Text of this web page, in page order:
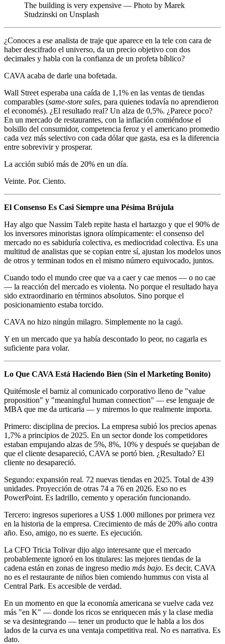
The building is very expensive — Photo by Marek
Studzinski on Unsplash
¿Conoces a ese analista de traje que aparece en la tele con cara de
haber descifrado el universo, da un precio objetivo con dos
decimales y habla con la confianza de un profeta bíblico?
CAVA acaba de darle una bofetada.
Wall Street esperaba una caída de 1,1% en las ventas de tiendas
comparables (same-store sales, para quienes todavía no aprendieron
el economés). ¿El resultado real? Un alza de 0,5%. ¿Parece poco?
En un mercado de restaurantes, con la inflación comiéndose el
bolsillo del consumidor, competencia feroz y el americano promedio
cada vez más selectivo con cada dólar que gasta, esa es la diferencia
entre sobrevivir y prosperar.
La acción subió más de 20% en un día.
Veinte. Por. Ciento.
El Consenso Es Casi Siempre una Pésima Brújula
Hay algo que Nassim Taleb repite hasta el hartazgo y que el 90% de
los inversores minoristas ignora olímpicamente: el consenso del
mercado no es sabiduría colectiva, es mediocridad colectiva. Es una
multitud de analistas que se copian entre sí, ajustan los modelos unos
de otros y terminan todos en el mismo número equivocado, juntos.
Cuando todo el mundo cree que va a caer y cae menos — o no cae
— la reacción del mercado es violenta. No porque el resultado haya
sido extraordinario en términos absolutos. Sino porque el
posicionamiento estaba torcido.
CAVA no hizo ningún milagro. Simplemente no la cagó.
Y en un mercado que ya había descontado lo peor, no cagarla es
suficiente para volar.
Lo Que CAVA Está Haciendo Bien (Sin el Marketing Bonito)
Quitémosle el barniz al comunicado corporativo lleno de "value
proposition" y "meaningful human connection" — ese lenguaje de
MBA que me da urticaria — y miremos lo que realmente importa.
Primero: disciplina de precios. La empresa subió los precios apenas
1,7% a principios de 2025. En un sector donde los competidores
estaban empujando alzas de 5%, 8%, 10% y después se quejaban de
que el cliente desapareció, CAVA se portó bien. ¿Resultado? El
cliente no desapareció.
Segundo: expansión real. 72 nuevas tiendas en 2025. Total de 439
unidades. Proyección de otras 74 a 76 en 2026. Eso no es
PowerPoint. Es ladrillo, cemento y operación funcionando.
Tercero: ingresos superiores a US$ 1.000 millones por primera vez
en la historia de la empresa. Crecimiento de más de 20% año contra
año. Eso, amigo, no es suerte. Es ejecución.
La CFO Tricia Tolivar dijo algo interesante que el mercado
probablemente ignoró en los titulares: las mejores tiendas de la
cadena están en zonas de ingreso medio más bajo. Es decir, CAVA
no es el restaurante de niños bien comiendo hummus con vista al
Central Park. Es accesible de verdad.
En un momento en que la economía americana se vuelve cada vez
más "en K" — donde los ricos se enriquecen más y la clase media
se va desintegrando — tener un producto que le habla a los dos
lados de la curva es una ventaja competitiva real. No es narrativa. Es
dato.